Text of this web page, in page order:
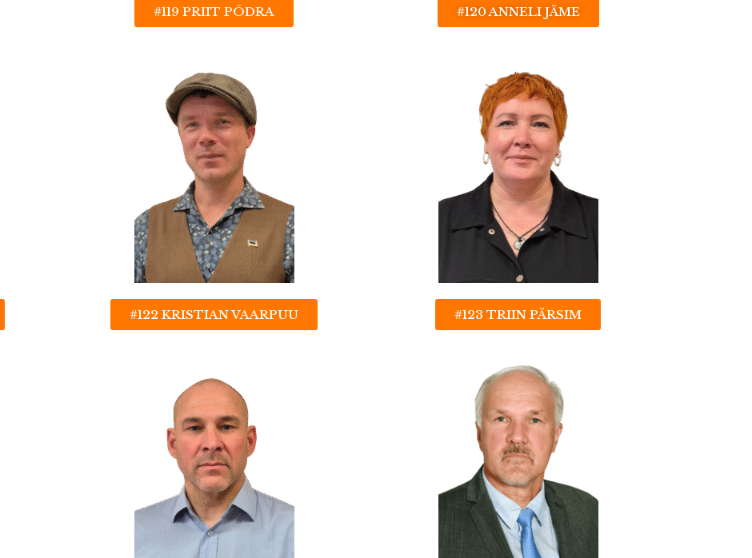
#119 PRIIT PÕDRA #120 ANNELI JÄME
#122 KRISTIAN VAARPUU #123 TRIIN PÄRSIM